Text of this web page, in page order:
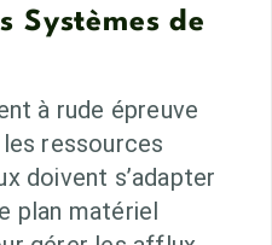
Systèmes de
à rude épreuve
ressources
doivent s’adapter
plan matériel